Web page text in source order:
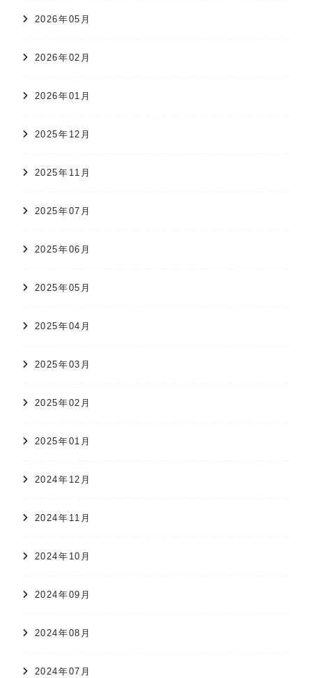
2026年05月
2026年02月
2026年01月
2025年12月
2025年11月
2025年07月
2025年06月
2025年05月
2025年04月
2025年03月
2025年02月
2025年01月
2024年12月
2024年11月
2024年10月
2024年09月
2024年08月
2024年07月